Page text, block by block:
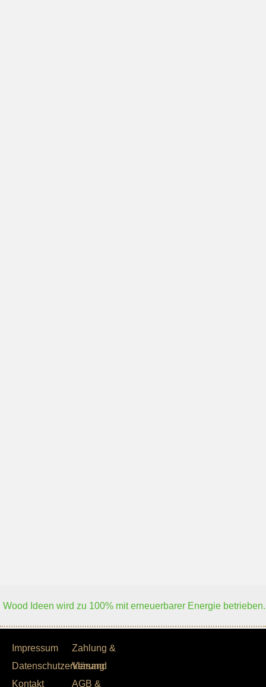
Wood Ideen wird zu 100% mit erneuerbarer Energie betrieben.
Impressum
Datenschutzerklärung
Kontakt
Zahlung &
Versand
AGB &